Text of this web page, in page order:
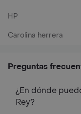
HP
Carolina herrera
Preguntas
¿En dónde
Rey?